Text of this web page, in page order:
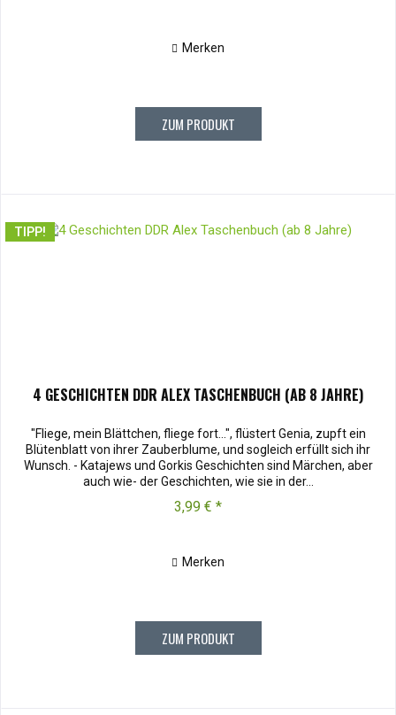
Merken
ZUM PRODUKT
TIPP!
4 GESCHICHTEN DDR ALEX TASCHENBUCH (AB 8 JAHRE)
"Fliege, mein Blättchen, fliege fort...", flüstert Genia, zupft ein
Blütenblatt von ihrer Zauberblume, und sogleich erfüllt sich ihr
Wunsch. - Katajews und Gorkis Geschichten sind Märchen, aber
auch wie- der Geschichten, wie sie in der...
3,99 € *
Merken
ZUM PRODUKT